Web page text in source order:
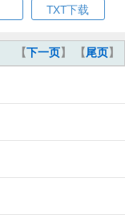
TXT下载
【下一页】 【尾页】